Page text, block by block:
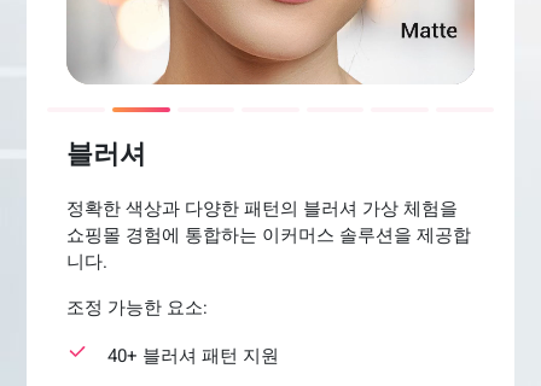
블러셔
정확한 색상과 다양한 패턴의 블러셔 가상 체험을
쇼핑몰 경험에 통합하는 이커머스 솔루션을 제공합
니다.
조정 가능한 요소:
40+ 블러셔 패턴 지원